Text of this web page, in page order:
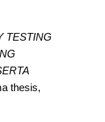
TESTING
thesis,